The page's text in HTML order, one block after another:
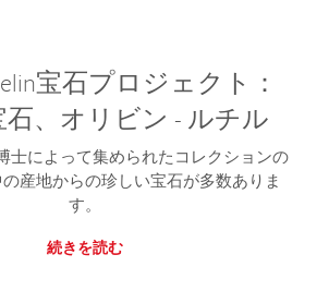
宝石プロジェクト：
、オリビン - ルチル
士によって集められたコレクションの
産地からの珍しい宝石が多数ありま
す。
続きを読む